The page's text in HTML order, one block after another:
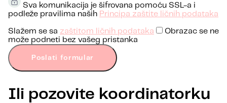
Sva komunikacija je šifrovana pomoću SSL-a i
podleže pravilima naših Principa zaštite ličnih podataka
Slažem se sa zaštitom ličnih podataka
Obrazac se ne
može podneti bez vašeg pristanka
Poslati formular
Ili pozovite koordinatorku